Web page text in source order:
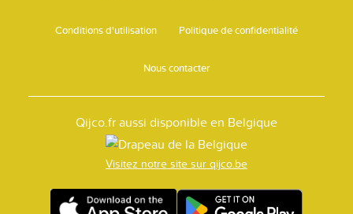
Conditions d'utilisation Politique de confidentialité
Nous contacter
Qijco.fr aussi disponible en Belgique
Visitez notre site sur qijco.be